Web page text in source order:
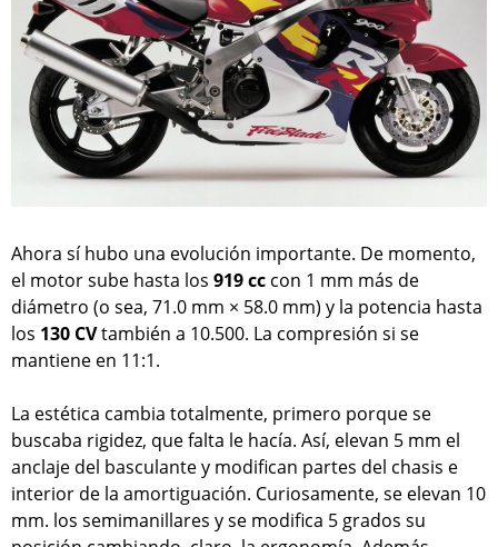
Ahora sí hubo una evolución importante. De momento,
el motor sube hasta los 919 cc con 1 mm más de
diámetro (o sea, 71.0 mm × 58.0 mm) y la potencia hasta
los 130 CVtambién a 10.500. La compresión si se
mantiene en 11:1.
La estética cambia totalmente, primero porque se
buscaba rigidez, que falta le hacía. Así, elevan 5 mm el
anclaje del basculante y modifican partes del chasis e
interior de la amortiguación. Curiosamente, se elevan 10
mm. los semimanillares y se modifica 5 grados su